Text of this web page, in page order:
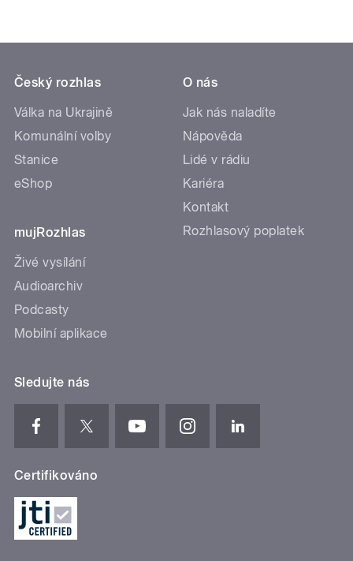
Český rozhlas
Válka na Ukrajině
Komunální volby
Stanice
eShop
mujRozhlas
Živé vysílání
Audioarchiv
Podcasty
Mobilní aplikace
O nás
Jak nás naladíte
Nápověda
Lidé v rádiu
Kariéra
Kontakt
Rozhlasový poplatek
Sledujte nás
Certifikováno